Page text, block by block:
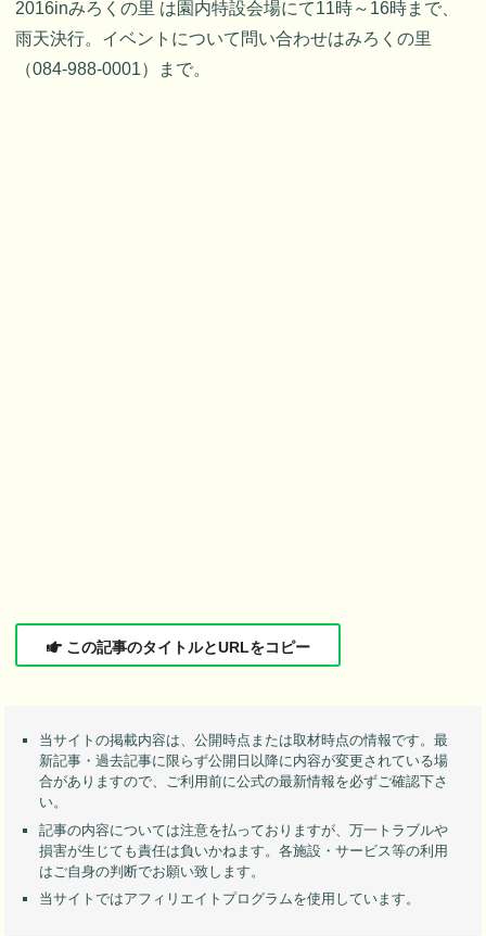
2016inみろくの里 は園内特設会場にて11時～16時まで、
雨天決行。イベントについて問い合わせはみろくの里
（084-988-0001）まで。
この記事のタイトルとURLをコピー
当サイトの掲載内容は、公開時点または取材時点の情報です。最
新記事・過去記事に限らず公開日以降に内容が変更されている場
合がありますので、ご利用前に公式の最新情報を必ずご確認下さ
い。
記事の内容については注意を払っておりますが、万一トラブルや
損害が生じても責任は負いかねます。各施設・サービス等の利用
はご自身の判断でお願い致します。
当サイトではアフィリエイトプログラムを使用しています。